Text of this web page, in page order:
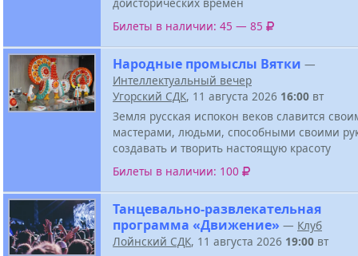
Билеты в наличии: 45 — 85
Народные промыслы Вятки —
Интеллектуальный вечер
Угорский СДК, 11 августа 2026 16:00 вт
Земля русская испокон веков славится
мастерами, людьми, способными своими
создавать и творить настоящую красоту
Билеты в наличии: 100
Танцевально-развлекательная
программа «Движение» — Клуб
Лойнский СДК, 11 августа 2026 19:00 вт